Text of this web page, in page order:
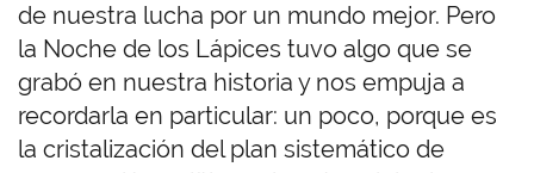
de nuestra lucha por un mundo mejor. Pero
la Noche de los Lápices tuvo algo que se
grabó en nuestra historia y nos empuja a
recordarla en particular: un poco, porque es
la cristalización del plan sistemático de